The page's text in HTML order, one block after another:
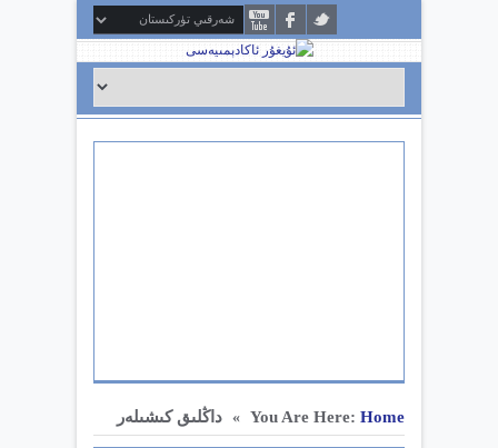
You Are Here: Home
» داڭلىق كىشىلەر